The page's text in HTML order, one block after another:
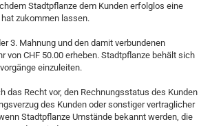
Stadtpflanze dem Kunden erfolglos eine
zukommen lassen.
3. Mahnung und den damit verbundenen
von CHF 50.00 erheben. Stadtpflanze behält sich
einzuleiten.
das Recht vor, den Rechnungsstatus des Kunden
des Kunden oder sonstiger vertraglicher
Stadtpflanze Umstände bekannt werden, die